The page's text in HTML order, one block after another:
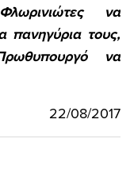
να
πανηγύρια τους,
να
22/08/2017